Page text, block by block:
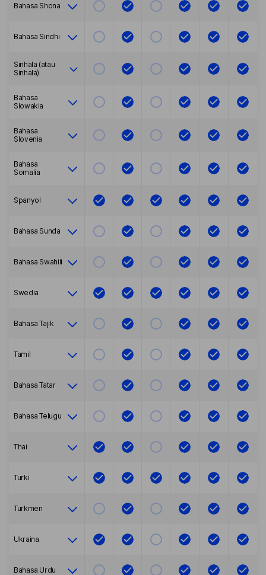
Bahasa Shona
Bahasa Sindhi
Sinhala (atau
Sinhala)
Bahasa
Slowakia
Bahasa
Slovenia
Bahasa
Somalia
Spanyol
Bahasa Sunda
Bahasa Swahili
Swedia
Bahasa Tajik
Tamil
Bahasa Tatar
Bahasa Telugu
Thai
Turki
Turkmen
Ukraina
Bahasa Urdu